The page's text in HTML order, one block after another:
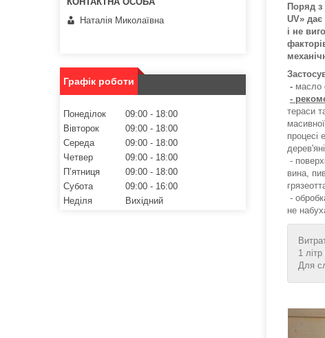
Поряд з
UV» дає
і не
- масло
-
тераси
процесі
-
вина,
-
не
1
Для
Наталія Миколаївна
Графік роботи
Понеділок 09:00
18:00
Вівторок
09:00
18:00
Середа
09:00
18:00
Четвер
09:00
18:00
Пʼятниця
09:00
18:00
Субота
09:00
16:00
Неділя
Вихідний